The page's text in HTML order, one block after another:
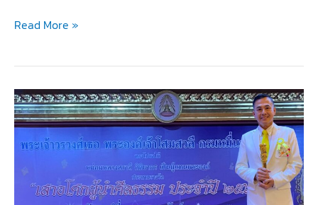
อบรม
ฝึกสอน
เข้า
ร่วม
การ
“โรงเรียน
สพฐ.
Read More »